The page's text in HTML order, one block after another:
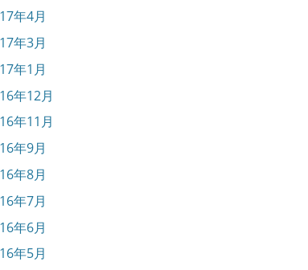
年4月
年3月
年1月
年12月
年11月
年9月
年8月
年7月
年6月
年5月